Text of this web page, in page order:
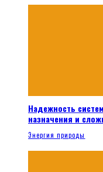
Надежность
назначения и
Энергия природы